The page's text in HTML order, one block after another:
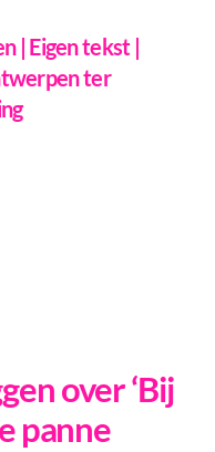
| Eigen tekst |
ter
over ‘Bij
panne